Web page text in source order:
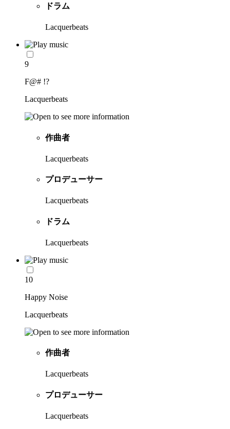
ドラム
Lacquerbeats
9
F@# !?
Lacquerbeats
作曲者
Lacquerbeats
プロデューサー
Lacquerbeats
ドラム
Lacquerbeats
10
Happy Noise
Lacquerbeats
作曲者
Lacquerbeats
プロデューサー
Lacquerbeats